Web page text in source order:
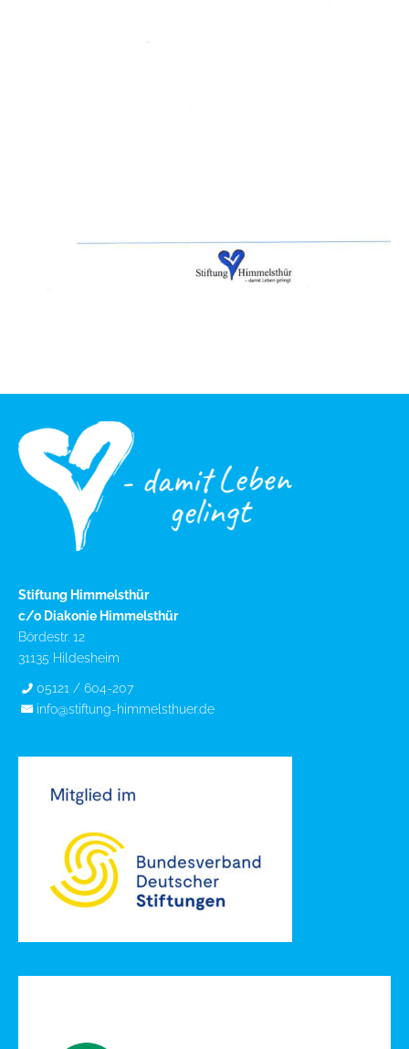
Stiftung Himmelsthür
c/o Diakonie Himmelsthür
Bördestr. 12
31135 Hildesheim
05121 / 604-207
info@stiftung-himmelsthuer.de